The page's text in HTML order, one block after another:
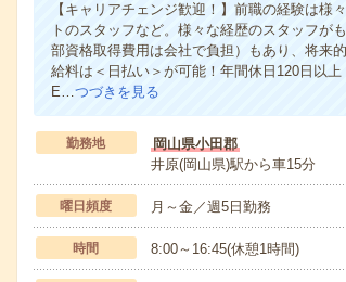
【キャリアチェンジ歓迎！】前職の経験は様
トのスタッフなど。様々な経歴のスタッフが
部資格取得費用は会社で負担）もあり、将来
給料は＜日払い＞が可能！年間休日120日以
E…つづきを見る
勤務地
岡山県小田郡
井原(岡山県)駅から車15分
曜日頻度 月～金／週5日勤務
時間 8:00～16:45(休憩1時間)